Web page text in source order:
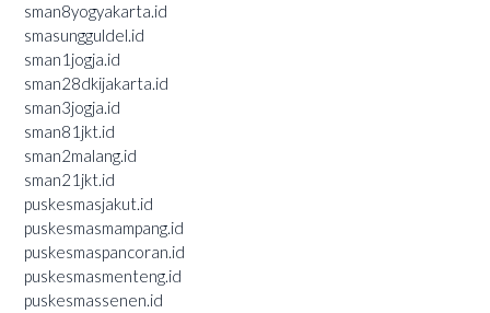
sman8yogyakarta.id
smasungguldel.id
sman1jogja.id
sman28dkijakarta.id
sman3jogja.id
sman81jkt.id
sman2malang.id
sman21jkt.id
puskesmasjakut.id
puskesmasmampang.id
puskesmaspancoran.id
puskesmasmenteng.id
puskesmassenen.id